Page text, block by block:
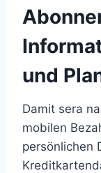
und
Damit sera
mobilen
persönlichen